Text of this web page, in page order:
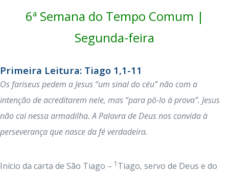
6ª Semana do Tempo Comum |
Segunda-feira
Primeira Leitura: Tiago 1,1-11
Os fariseus pedem a Jesus “um sinal do céu” não com a
intenção de acreditarem nele, mas “para pô-lo à prova”. Jesus
não cai nessa armadilha. A Palavra de Deus nos convida à
perseverança que nasce da fé verdadeira.
Início da carta de São Tiago – 1 Tiago, servo de Deus e do